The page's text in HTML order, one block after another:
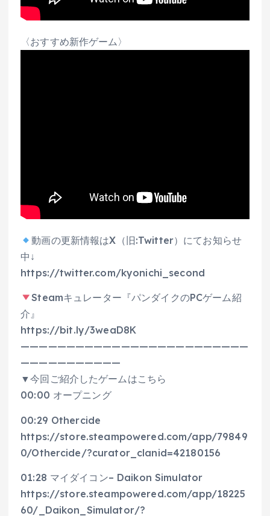
〈おすすめ新作ゲーム〉
動画の更新情報はX（旧:Twitter）にてお知らせ
中↓
https://twitter.com/kyonichi_second
Steamキュレーター『パンダイクのPCゲーム紹
介』
https://bit.ly/3weaD8K
—————————————————————————
———————————
▼今回ご紹介したゲームはこちら
00:00 オープニング
00:29 Othercide
https://store.steampowered.com/app/79849
0/Othercide/?curator_clanid=42180156
01:28 マイダイコン– Daikon Simulator
https://store.steampowered.com/app/18225
60/_Daikon_Simulator/?